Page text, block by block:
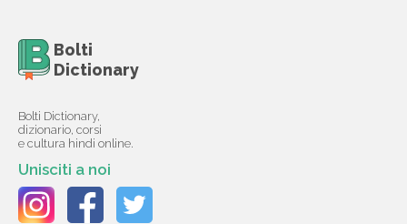
Bolti
Dictionary
Bolti Dictionary,
dizionario, corsi
e cultura hindi online.
Unisciti a noi